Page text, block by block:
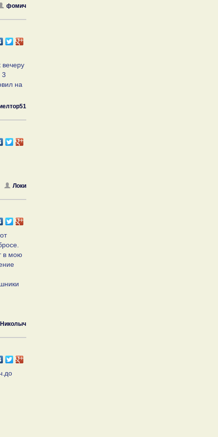
фомич
вечеру
3
на
Локи
в мою
Николыч